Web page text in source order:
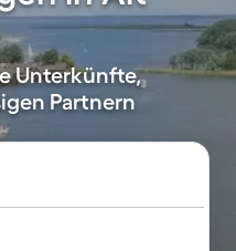
Unterkünfte,
Partnern